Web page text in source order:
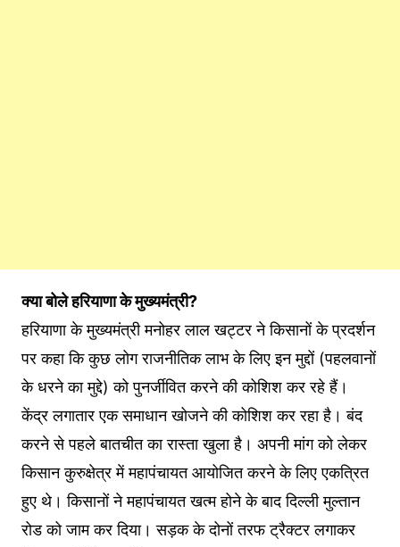
क्या बोले हरियाणा के मुख्यमंत्री?
हरियाणा के मुख्यमंत्री मनोहर लाल खट्टर ने किसानों के प्रदर्शन
पर कहा कि कुछ लोग राजनीतिक लाभ के लिए इन मुद्दों (पहलवानों
के धरने का मुद्दे) को पुनर्जीवित करने की कोशिश कर रहे हैं।
केंद्र लगातार एक समाधान खोजने की कोशिश कर रहा है। बंद
करने से पहले बातचीत का रास्ता खुला है। अपनी मांग को लेकर
किसान कुरुक्षेत्र में महापंचायत आयोजित करने के लिए एकत्रित
हुए थे। किसानों ने महापंचायत खत्म होने के बाद दिल्ली मुल्तान
रोड को जाम कर दिया। सड़क के दोनों तरफ ट्रैक्टर लगाकर